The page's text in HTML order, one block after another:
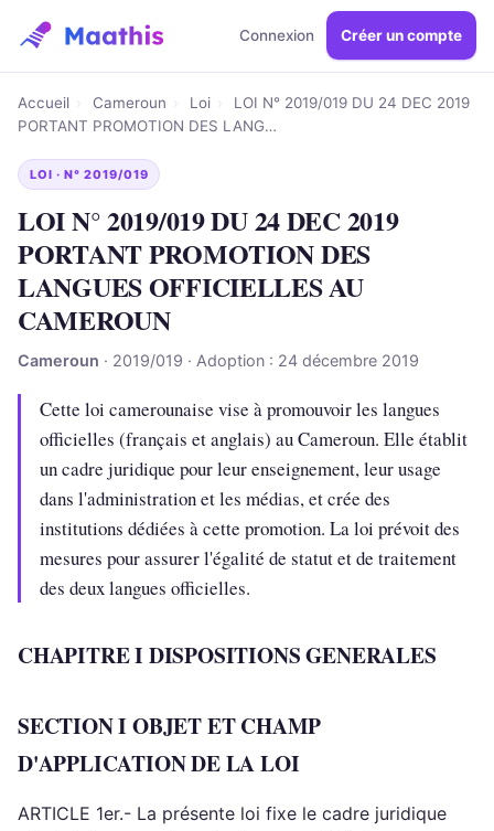
Connexion Créer un compte
Accueil Cameroun Loi
LOI N° 2019/019 DU 24 DEC 2019
PORTANT PROMOTION DES LANG…
LOI · N° 2019/019
LOI N° 2019/019 DU 24 DEC 2019
PORTANT PROMOTION DES
LANGUES OFFICIELLES AU
CAMEROUN
Cameroun · 2019/019 · Adoption : 24 décembre 2019
Cette loi camerounaise vise à promouvoir les langues
officielles (français et anglais) au Cameroun. Elle établit
un cadre juridique pour leur enseignement, leur usage
dans l'administration et les médias, et crée des
institutions dédiées à cette promotion. La loi prévoit des
mesures pour assurer l'égalité de statut et de traitement
des deux langues officielles.
CHAPITRE I DISPOSITIONS GENERALES
SECTION I OBJET ET CHAMP
D'APPLICATION DE LA LOI
ARTICLE 1er.- La présente loi fixe le cadre juridique